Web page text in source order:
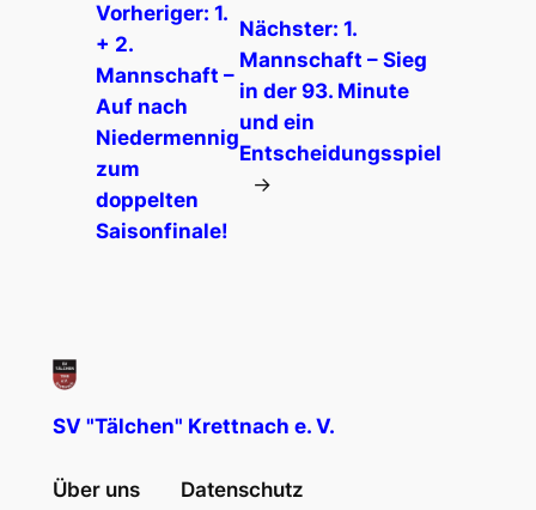
Vorheriger: 1.
+ 2.
Mannschaft –
Auf nach
Niedermennig
zum
doppelten
Saisonfinale!
Nächster: 1.
Mannschaft – Sieg
in der 93. Minute
und ein
Entscheidungsspiel
→
SV "Tälchen" Krettnach e. V.
Über uns Datenschutz